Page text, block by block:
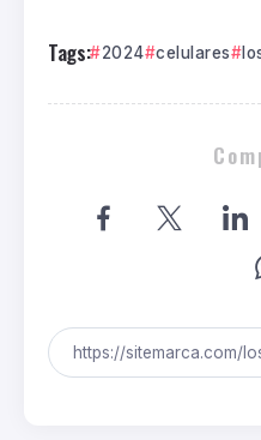
Tags: 2024 celulares